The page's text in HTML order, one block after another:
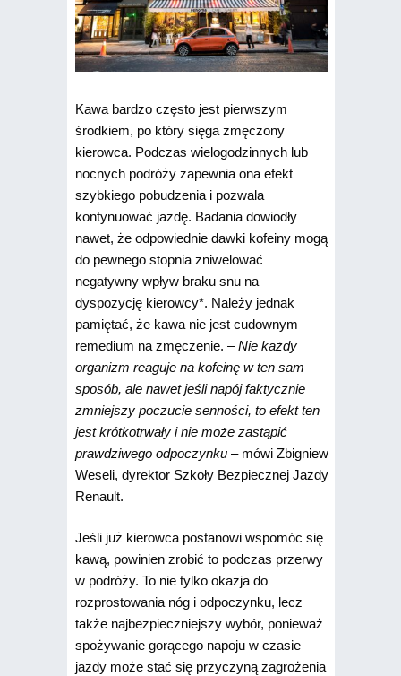
Kawa bardzo często jest pierwszym
środkiem, po który sięga zmęczony
kierowca. Podczas wielogodzinnych lub
nocnych podróży zapewnia ona efekt
szybkiego pobudzenia i pozwala
kontynuować jazdę. Badania dowiodły
nawet, że odpowiednie dawki kofeiny mogą
do pewnego stopnia zniwelować
negatywny wpływ braku snu na
dyspozycję kierowcy*. Należy jednak
pamiętać, że kawa nie jest cudownym
remedium na zmęczenie. – Nie każdy
organizm reaguje na kofeinę w ten sam
sposób, ale nawet jeśli napój faktycznie
zmniejszy poczucie senności, to efekt ten
jest krótkotrwały i nie może zastąpić
prawdziwego odpoczynku– mówi Zbigniew
Weseli, dyrektor Szkoły Bezpiecznej Jazdy
Renault.
Jeśli już kierowca postanowi wspomóc się
kawą, powinien zrobić to podczas przerwy
w podróży. To nie tylko okazja do
rozprostowania nóg i odpoczynku, lecz
także najbezpieczniejszy wybór, ponieważ
spożywanie gorącego napoju w czasie
jazdy może stać się przyczyną zagrożenia